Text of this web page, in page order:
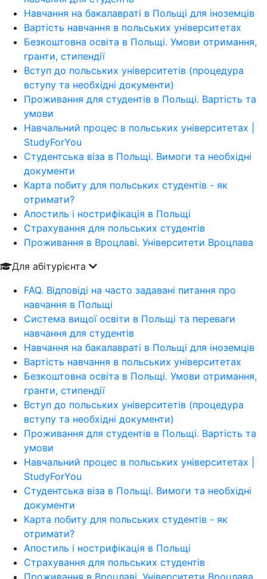
Навчання на бакалавраті в Польщі для іноземців
Вартість навчання в польських університетах
Безкоштовна освіта в Польщі. Умови отримання,
гранти, стипендії
Вступ до польських університетів (процедура
вступу та необхідні документи)
Проживання для студентів в Польщі. Вартість та
умови
Навчальний процес в польських університетах |
StudyForYou
Студентська віза в Польщі. Вимоги та необхідні
документи
Карта побиту для польських студентів - як
отримати?
Апостиль і нострифікація в Польщі
Страхування для польських студентів
Проживання в Вроцлаві. Університети Вроцлава
Для абітурієнта
FAQ. Відповіді на часто задавані питання про
навчання в Польщі
Система вищої освіти в Польщі та переваги
навчання для студентів
Навчання на бакалавраті в Польщі для іноземців
Вартість навчання в польських університетах
Безкоштовна освіта в Польщі. Умови отримання,
гранти, стипендії
Вступ до польських університетів (процедура
вступу та необхідні документи)
Проживання для студентів в Польщі. Вартість та
умови
Навчальний процес в польських університетах |
StudyForYou
Студентська віза в Польщі. Вимоги та необхідні
документи
Карта побиту для польських студентів - як
отримати?
Апостиль і нострифікація в Польщі
Страхування для польських студентів
Проживання в Вроцлаві. Університети Вроцлава